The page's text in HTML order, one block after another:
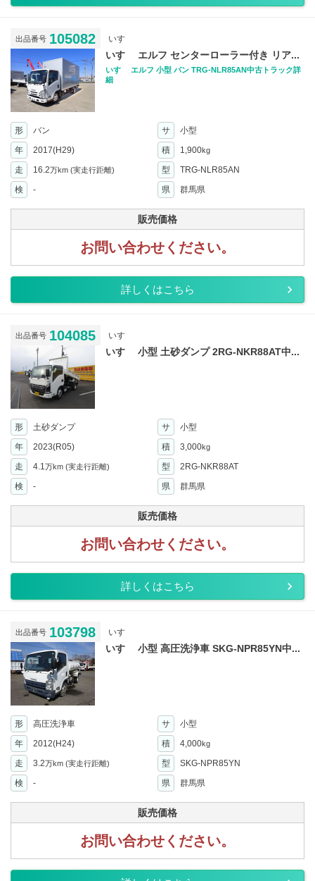
出品番号 105082 いすゞ
いすゞ エルフ センターローラー付き リア...
いすゞ エルフ 小型 バン TRG-NLR85AN中古トラック詳
細
形 バン サ
小型
年
2017(H29) 積 1,900kg
走 16.2万km (実走行距離) 型
TRG-NLR85AN
検
- 県 群馬県
販売価格
お問い合わせください。
詳しくはこちら
出品番号 104085 いすゞ
いすゞ 小型 土砂ダンプ 2RG-NKR88AT中...
形 土砂ダンプ サ
小型
年
2023(R05) 積 3,000kg
走 4.1万km (実走行距離) 型
2RG-NKR88AT
検
- 県 群馬県
販売価格
お問い合わせください。
詳しくはこちら
出品番号 103798 いすゞ
いすゞ 小型 高圧洗浄車 SKG-NPR85YN中...
形 高圧洗浄車 サ
小型
年
2012(H24) 積 4,000kg
走 3.2万km (実走行距離) 型
SKG-NPR85YN
検
- 県 群馬県
販売価格
お問い合わせください。